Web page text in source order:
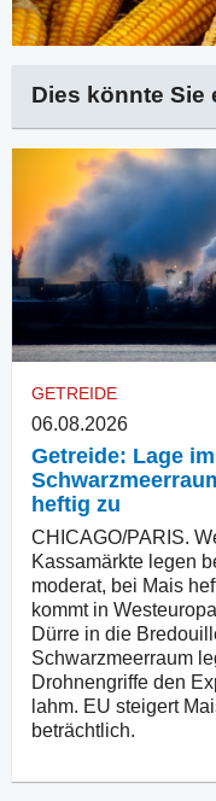
Dies könnte Sie
GETREIDE
06.08.2026
Getreide: Lage im
heftig zu
CHICAGO/PARIS.
Kassamärkte legen
moderat, bei Mais
kommt in
Dürre in die
Schwarzmeerraum
Drohnengriffe den
lahm. EU steigert
beträchtlich.